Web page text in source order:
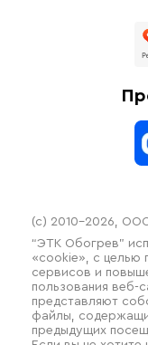
Отопительное
(c) 2010–2026,
“ЭТК Обогрев”
«cookie», с целью
сервисов и
пользования веб-
представляют
файлы,
предыдущих